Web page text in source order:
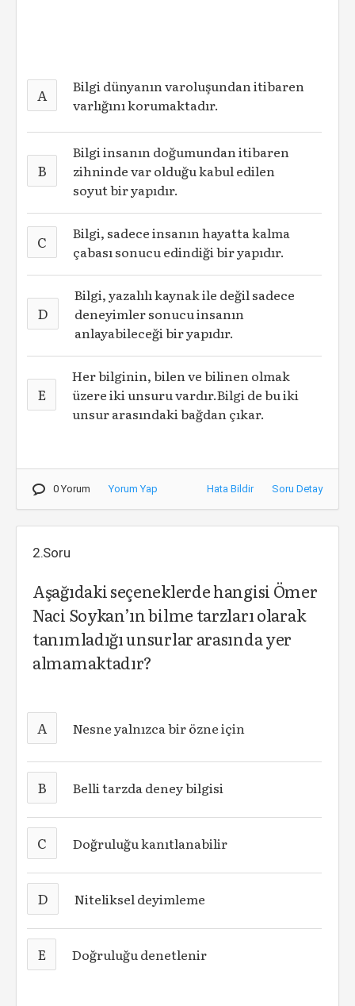
A
Bilgi dünyanın varoluşundan itibaren
varlığını korumaktadır.
B
Bilgi insanın doğumundan itibaren
zihninde var olduğu kabul edilen
soyut bir yapıdır.
C
Bilgi, sadece insanın hayatta kalma
çabası sonucu edindiği bir yapıdır.
D
Bilgi, yazalılı kaynak ile değil sadece
deneyimler sonucu insanın
anlayabileceği bir yapıdır.
E
Her bilginin, bilen ve bilinen olmak
üzere iki unsuru vardır.Bilgi de bu iki
unsur arasındaki bağdan çıkar.
0 Yorum Yorum Yap Hata Bildir Soru Detay
2.Soru
Aşağıdaki seçeneklerde hangisi Ömer
Naci Soykan’ın bilme tarzları olarak
tanımladığı unsurlar arasında yer
almamaktadır?
A Nesne yalnızca bir özne için
B Belli tarzda deney bilgisi
C Doğruluğu kanıtlanabilir
D Niteliksel deyimleme
E Doğruluğu denetlenir